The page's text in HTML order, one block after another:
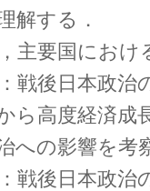
解する．
主要国におけ
戦後日本政治
ら高度経済成
への影響を考
戦後日本政治